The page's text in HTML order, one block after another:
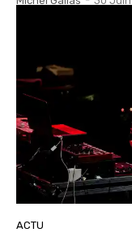
ACTU